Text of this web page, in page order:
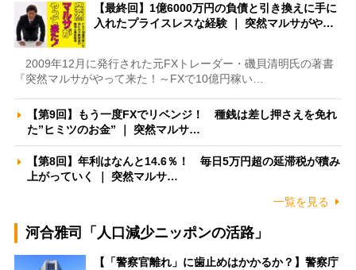
【最終回】1億6000万円の負債と引き換えに手に
入れたプライスレスな経験 ｜ 突然マルサがや…
2009年12月に発行された元FXトレーダー・磯貝清明氏の著書
『突然マルサがやって来た！～FXで10億円稼い…
【第9回】もう一度FXでリベンジ！ 種銭は差し押さえを免れ
た”ヒミツのお金” ｜ 突然マルサ…
【第8回】年利はなんと14.6％！ 毎日5万円超の延滞税が積み
上がっていく ｜ 突然マルサ…
一覧を見る
河合雅司「人口減少ニッポンの活路」
【「警察官離れ」に歯止めはかかるか？】警察庁